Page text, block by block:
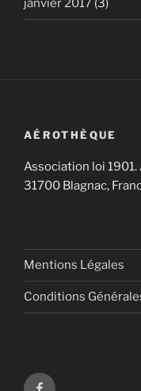
janvier 2017 (3)
AÉROTHÈQUE
Association loi
31700 Blagnac,
Mentions Légales
Conditions
Aérothèque